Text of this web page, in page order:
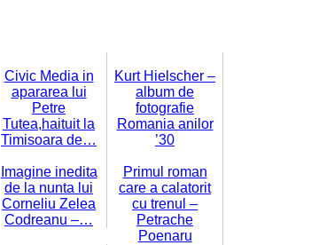
Civic Media in
apararea lui
Petre
Tutea,haituit la
Timisoara de…
Kurt Hielscher –
album de
fotografie
Romania anilor
’30
Imagine inedita
de la nunta lui
Corneliu Zelea
Codreanu –…
Primul roman
care a calatorit
cu trenul –
Petrache
Poenaru